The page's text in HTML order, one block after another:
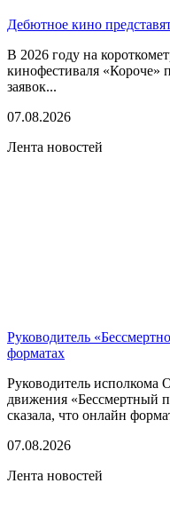
Дебютное кино
В 2026 году на
кинофестиваля «Короче»
заявок...
07.08.2026
Лента новостей
Руководитель
форматах
Руководитель исполкома
движения «Бессмертный
сказала, что онлайн
07.08.2026
Лента новостей